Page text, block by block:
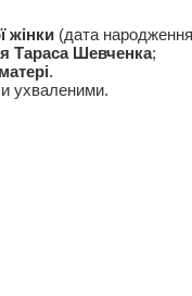
жінки (дата
Тараса Шевченка;
.
ухваленими.